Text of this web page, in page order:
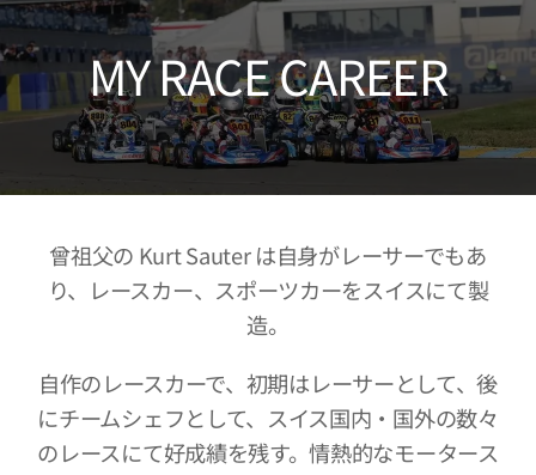
MY RACE CAREER
曾祖父の Kurt Sauter は自身がレーサーでもあ
り、レースカー、スポーツカーをスイスにて製
造。
自作のレースカーで、初期はレーサーとして、後
にチームシェフとして、スイス国内・国外の数々
のレースにて好成績を残す。情熱的なモータース